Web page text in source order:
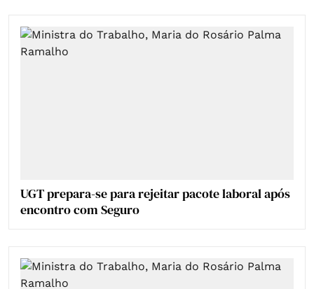
UGT prepara-se para rejeitar pacote laboral após
encontro com Seguro